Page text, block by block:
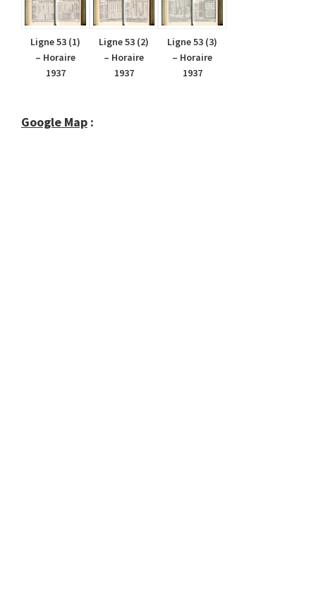
Ligne 53 (1)
– Horaire
1937
Ligne 53 (2)
– Horaire
1937
Ligne 53 (3)
– Horaire
1937
Google Map :